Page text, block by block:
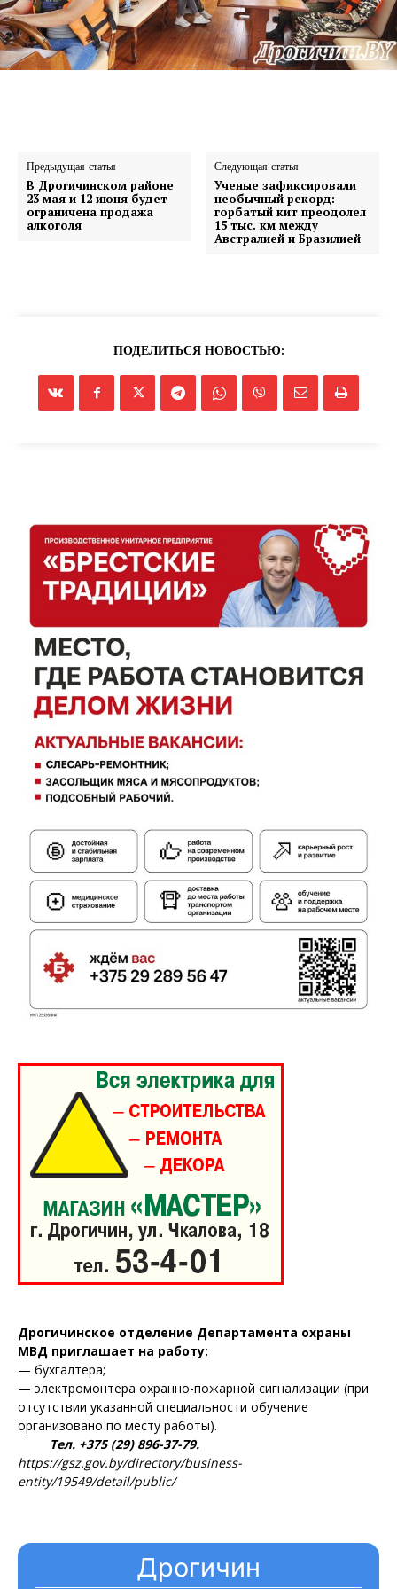
Газета
"Драгічынскі Веснік"
Предыдущая статья
В Дрогичинском районе
23 мая и 12 июня будет
ограничена продажа
алкоголя
Следующая статья
Ученые зафиксировали
необычный рекорд:
горбатый кит преодолел
15 тыс. км между
Австралией и Бразилией
ПОДЕЛИТЬСЯ НОВОСТЬЮ:
Дрогичинское отделение Департамента охраны
МВД приглашает на работу:
— бухгалтера;
— электромонтера охранно-пожарной сигнализации (при
отсутствии указанной специальности обучение
организовано по месту работы).
Тел. +375 (29) 896-37-79.
https://gsz.gov.by/directory/business-
entity/19549/detail/public/
Дрогичин